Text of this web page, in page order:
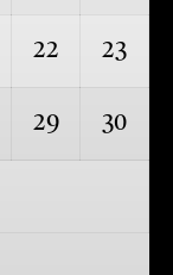
22 23
29 30